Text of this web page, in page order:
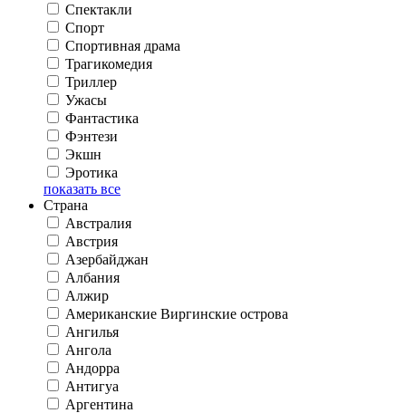
Спектакли
Спорт
Спортивная драма
Трагикомедия
Триллер
Ужасы
Фантастика
Фэнтези
Экшн
Эротика
показать все
Страна
Австралия
Австрия
Азербайджан
Албания
Алжир
Американские Виргинские острова
Ангилья
Ангола
Андорра
Антигуа
Аргентина